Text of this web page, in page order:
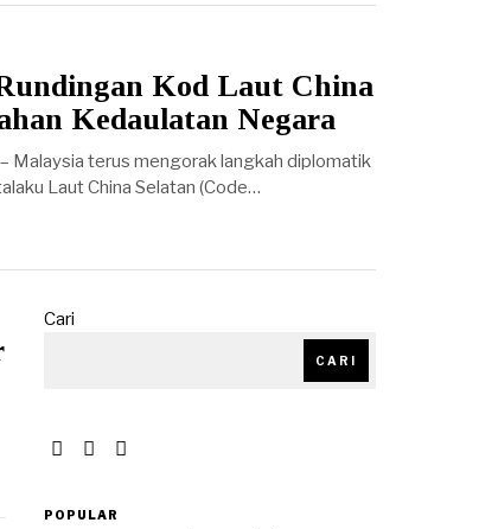
Kod Laut China
Kedaulatan Negara
Malaysia terus mengorak langkah diplomatik
Laut China Selatan (Code…
Cari
CARI
POPULAR